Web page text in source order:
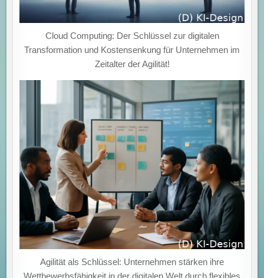
Cloud Computing: Der Schlüssel zur digitalen
Transformation und Kostensenkung für Unternehmen im
Zeitalter der Agilität!
Agilität als Schlüssel: Unternehmen stärken ihre
Wettbewerbsfähigkeit in der digitalen Welt durch flexibles